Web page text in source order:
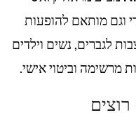
וגם מותאם להופעות
לגברים, נשים וילדים
מרשימה וביטוי אישי.